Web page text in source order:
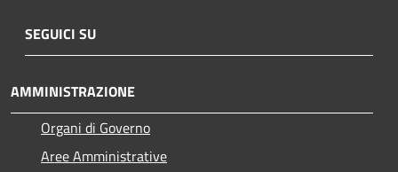
SEGUICI SU
AMMINISTRAZIONE
Organi di Governo
Aree Amministrative